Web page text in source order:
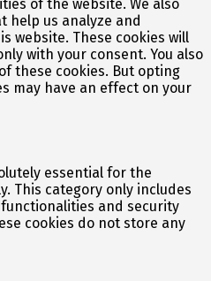
of the website. We also
help us analyze and
website. These cookies will
with your consent. You also
these cookies. But opting
may have an effect on your
essential for the
This category only includes
and security
cookies do not store any